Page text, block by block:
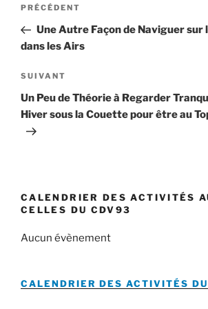
l’article
Article
précédent
PRÉCÉDENT
Une Autre Façon de Naviguer sur
dans les Airs
Article
suivant
SUIVANT
Un Peu de Théorie à Regarder
Hiver sous la Couette pour être au
CALENDRIER DES ACTIVITÉS
CELLES DU CDV93
Aucun évènement
CALENDRIER DES ACTIVITÉS DU